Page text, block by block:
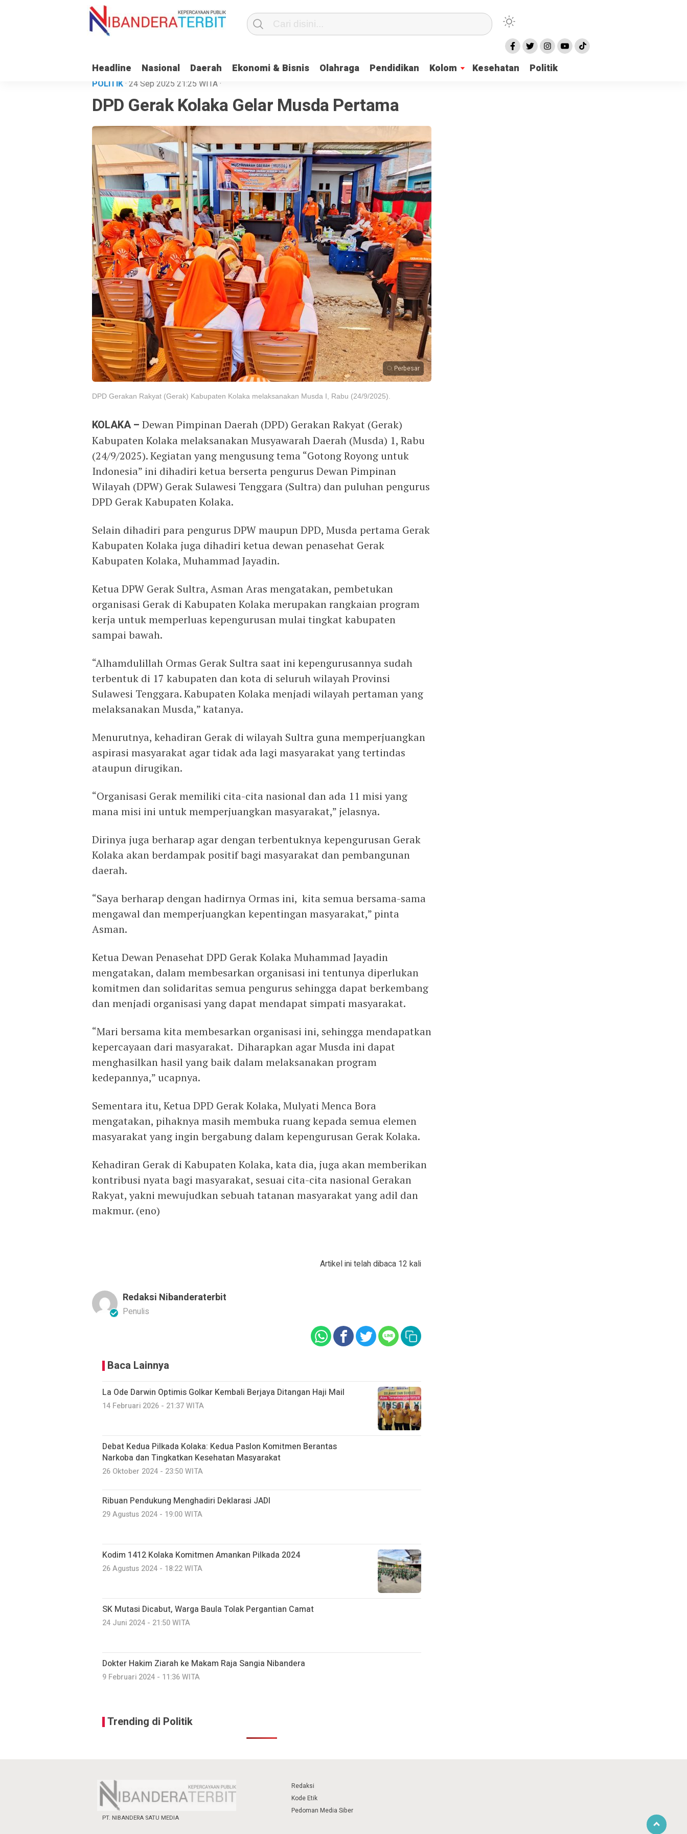
Headline Nasional Daerah Ekonomi & Bisnis Olahraga Pendidikan Kolom Kesehatan Politik
POLITIK· 24 Sep 2025 21:25 WITA·
DPD Gerak Kolaka Gelar Musda Pertama
Perbesar
DPD Gerakan Rakyat (Gerak) Kabupaten Kolaka melaksanakan Musda I, Rabu (24/9/2025).
KOLAKA – Dewan Pimpinan Daerah (DPD) Gerakan Rakyat (Gerak)
Kabupaten Kolaka melaksanakan Musyawarah Daerah (Musda) 1, Rabu
(24/9/2025). Kegiatan yang mengusung tema “Gotong Royong untuk
Indonesia” ini dihadiri ketua berserta pengurus Dewan Pimpinan
Wilayah (DPW) Gerak Sulawesi Tenggara (Sultra) dan puluhan pengurus
DPD Gerak Kabupaten Kolaka.
Selain dihadiri para pengurus DPW maupun DPD, Musda pertama Gerak
Kabupaten Kolaka juga dihadiri ketua dewan penasehat Gerak
Kabupaten Kolaka, Muhammad Jayadin.
Ketua DPW Gerak Sultra, Asman Aras mengatakan, pembetukan
organisasi Gerak di Kabupaten Kolaka merupakan rangkaian program
kerja untuk memperluas kepengurusan mulai tingkat kabupaten
sampai bawah.
“Alhamdulillah Ormas Gerak Sultra saat ini kepengurusannya sudah
terbentuk di 17 kabupaten dan kota di seluruh wilayah Provinsi
Sulawesi Tenggara. Kabupaten Kolaka menjadi wilayah pertaman yang
melaksanakan Musda,” katanya.
Menurutnya, kehadiran Gerak di wilayah Sultra guna memperjuangkan
aspirasi masyarakat agar tidak ada lagi masyarakat yang tertindas
ataupun dirugikan.
“Organisasi Gerak memiliki cita-cita nasional dan ada 11 misi yang
mana misi ini untuk memperjuangkan masyarakat,” jelasnya.
Dirinya juga berharap agar dengan terbentuknya kepengurusan Gerak
Kolaka akan berdampak positif bagi masyarakat dan pembangunan
daerah.
“Saya berharap dengan hadirnya Ormas ini, kita semua bersama-sama
mengawal dan memperjuangkan kepentingan masyarakat,” pinta
Asman.
Ketua Dewan Penasehat DPD Gerak Kolaka Muhammad Jayadin
mengatakan, dalam membesarkan organisasi ini tentunya diperlukan
komitmen dan solidaritas semua pengurus sehingga dapat berkembang
dan menjadi organisasi yang dapat mendapat simpati masyarakat.
“Mari bersama kita membesarkan organisasi ini, sehingga mendapatkan
kepercayaan dari masyarakat. Diharapkan agar Musda ini dapat
menghasilkan hasil yang baik dalam melaksanakan program
kedepannya,” ucapnya.
Sementara itu, Ketua DPD Gerak Kolaka, Mulyati Menca Bora
mengatakan, pihaknya masih membuka ruang kepada semua elemen
masyarakat yang ingin bergabung dalam kepengurusan Gerak Kolaka.
Kehadiran Gerak di Kabupaten Kolaka, kata dia, juga akan memberikan
kontribusi nyata bagi masyarakat, sesuai cita-cita nasional Gerakan
Rakyat, yakni mewujudkan sebuah tatanan masyarakat yang adil dan
makmur. (eno)
Artikel ini telah dibaca 12 kali
Redaksi Nibanderaterbit
Penulis
Baca Lainnya
La Ode Darwin Optimis Golkar Kembali Berjaya Ditangan Haji Mail
14 Februari 2026 - 21:37 WITA
Debat Kedua Pilkada Kolaka: Kedua Paslon Komitmen Berantas
Narkoba dan Tingkatkan Kesehatan Masyarakat
26 Oktober 2024 - 23:50 WITA
Ribuan Pendukung Menghadiri Deklarasi JADI
29 Agustus 2024 - 19:00 WITA
Kodim 1412 Kolaka Komitmen Amankan Pilkada 2024
26 Agustus 2024 - 18:22 WITA
SK Mutasi Dicabut, Warga Baula Tolak Pergantian Camat
24 Juni 2024 - 21:50 WITA
Dokter Hakim Ziarah ke Makam Raja Sangia Nibandera
9 Februari 2024 - 11:36 WITA
Trending di Politik
PT. NIBANDERA SATU MEDIA
Redaksi
Kode Etik
Pedoman Media Siber